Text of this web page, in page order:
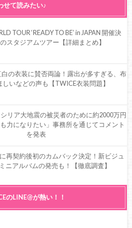
せて読みたい♪
TOUR ‘READY TO BE’ in JAPAN 開催決
スタジアムツアー【詳細まとめ】
の衣装に賛否両論！露出が多すぎる、布
いなどの声も【TWICE衣装問題】
リア大地震の被災者のために約2000万円
力になりたい」事務所を通じてコメント
を発表
再契約後初のカムバック決定！新ビジュ
ニアルバムの発売も！【徹底調査】
7周年！10月20日、全員再契約で迎えた記
ーのコメントやONCEのお祝いの声♪
のLINE@が熱い！！